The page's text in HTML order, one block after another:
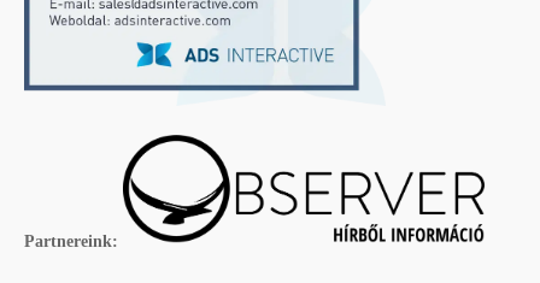
Partnereink: